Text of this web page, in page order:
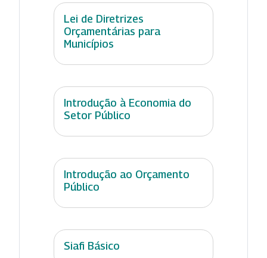
Lei de Diretrizes
Orçamentárias para
Municípios
Introdução à Economia do
Setor Público
Introdução ao Orçamento
Público
Siafi Básico